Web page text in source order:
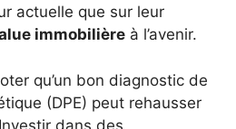
actuelle que sur leur
immobilière à l’avenir.
qu’un bon diagnostic de
(DPE) peut rehausser
dans des